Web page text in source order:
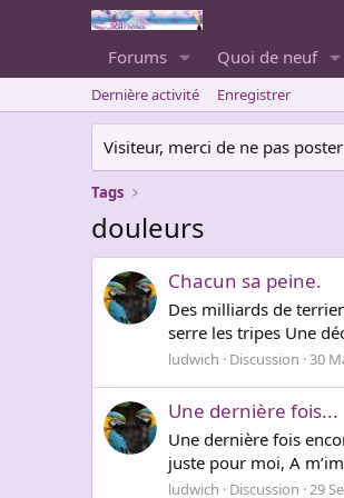
Forums Quoi de neuf
Dernière activité Enregistrer
Visiteur, merci de ne pas
Tags
douleurs
Chacun sa peine.
Des milliards de
serre les tripes Une
ludwich Discussion 30
Une dernière fois...
Une dernière fois
juste pour moi, A
ludwich Discussion 29